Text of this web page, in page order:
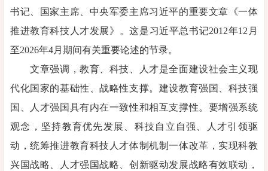
书记、国家主席、中央军委主席习近平的重要文章《一体
推进教育科技人才发展》。这是习近平总书记2012年12月
至2026年4月期间有关重要论述的节录。
文章强调，教育、科技、人才是全面建设社会主义现
代化国家的基础性、战略性支撑。建设教育强国、科技强
国、人才强国具有内在一致性和相互支撑性。要增强系统
观念，坚持教育优先发展、科技自立自强、人才引领驱
动，统筹推进教育科技人才体制机制一体改革，实现科教
兴国战略、人才强国战略、创新驱动发展战略有效联动，